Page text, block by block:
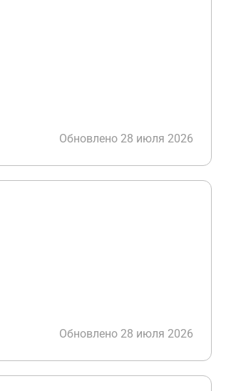
Обновлено 28 июля 2026
Обновлено 28 июля 2026